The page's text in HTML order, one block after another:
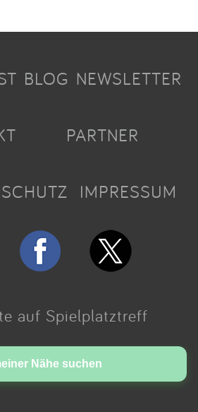
Nähe suchen
BLOG NEWSLETTER
PARTNER
IMPRESSUM
auf Spielplatztreff
love in Cologne.